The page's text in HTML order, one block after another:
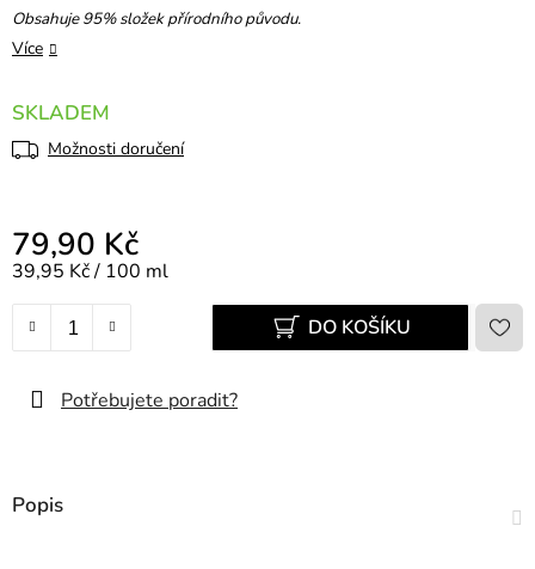
Obsahuje 95% složek přírodního původu.
Více
SKLADEM
Možnosti doručení
79,90 Kč
Měrná cena:
39,95 Kč / 100 ml
DO KOŠÍKU
Potřebujete poradit?
Popis